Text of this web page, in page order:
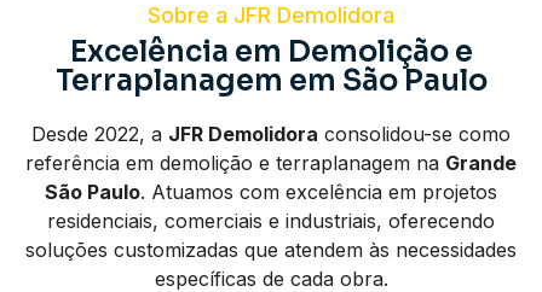
Sobre a JFR Demolidora
Excelência em Demolição e
Terraplanagem em São Paulo
Desde 2022, a JFR Demolidora consolidou-se como
referência em demolição e terraplanagem na Grande
São Paulo. Atuamos com excelência em projetos
residenciais, comerciais e industriais, oferecendo
soluções customizadas que atendem às necessidades
específicas de cada obra.